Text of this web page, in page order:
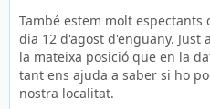
També estem molt
dia 12 d'agost d'enguany. Just
la mateixa posició que en la
tant ens ajuda a saber si ho
nostra localitat.